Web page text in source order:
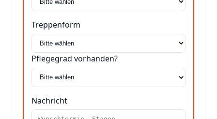
Treppenform
Pflegegrad vorhanden?
Nachricht